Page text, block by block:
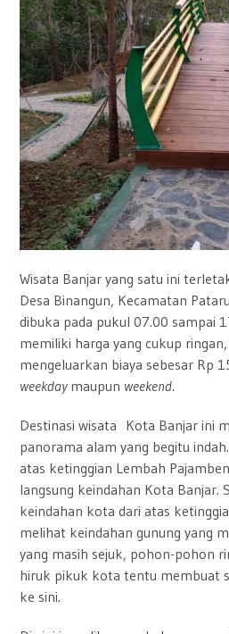
Wisata Banjar yang satu ini
Desa Binangun, Kecamatan
dibuka pada pukul 07.00 sampai
memiliki harga yang cukup
mengeluarkan biaya sebesar Rp
weekdaymaupun weekend.
Destinasi wisata Kota Banjar ini
panorama alam yang begitu
atas ketinggian Lembah
langsung keindahan Kota Banjar.
keindahan kota dari atas
melihat keindahan gunung yang
yang masih sejuk, pohon-pohon
hiruk pikuk kota tentu membuat
ke sini.